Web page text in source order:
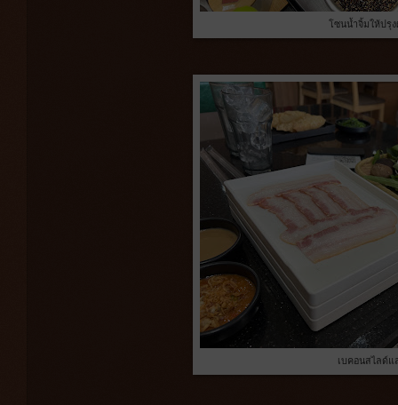
โซนน้ำจิ้มให้ปรุง
เบคอนสไลด์แ